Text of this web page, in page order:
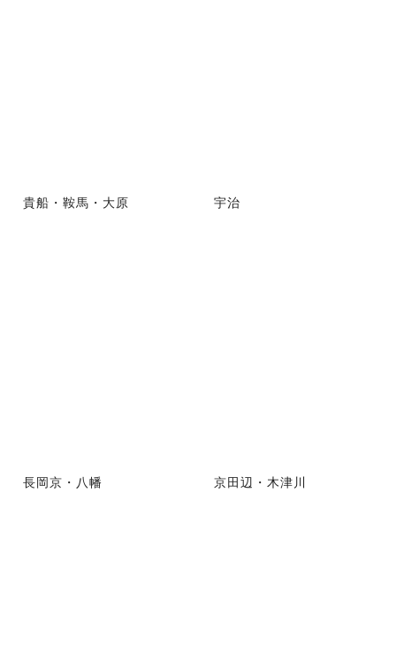
貴船・鞍馬・大原 宇治
長岡京・八幡 京田辺・木津川